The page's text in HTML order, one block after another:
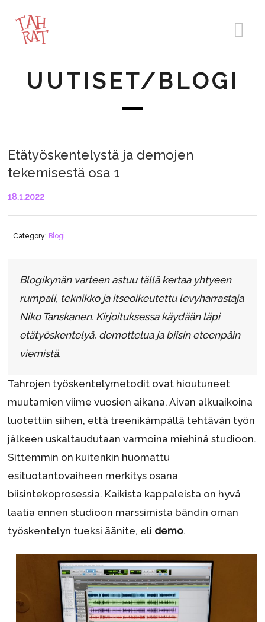
UUTISET/BLOGI
Etätyöskentelystä ja demojen
tekemisestä osa 1
18.1.2022
Category: Blogi
Blogikynän varteen astuu tällä kertaa yhtyeen
rumpali, teknikko ja itseoikeutettu levyharrastaja
Niko Tanskanen. Kirjoituksessa käydään läpi
etätyöskentelyä, demottelua ja biisin eteenpäin
viemistä.
Tahrojen työskentelymetodit ovat hioutuneet
muutamien viime vuosien aikana. Aivan alkuaikoina
luotettiin siihen, että treenikämpällä tehtävän työn
jälkeen uskaltaudutaan varmoina miehinä studioon.
Sittemmin on kuitenkin huomattu
esituotantovaiheen merkitys osana
biisintekoprosessia. Kaikista kappaleista on hyvä
laatia ennen studioon marssimista bändin oman
työskentelyn tueksi äänite, eli demo.